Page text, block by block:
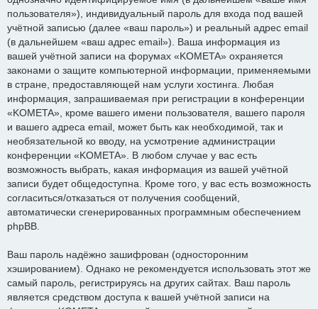
пользователя»), индивидуальный пароль для входа под вашей
учётной записью (далее «ваш пароль») и реальный адрес email
(в дальнейшем «ваш адрес email»). Ваша информация из
вашей учётной записи на форумах «KOMETA» охраняется
законами о защите компьютерной информации, применяемыми
в стране, предоставляющей нам услуги хостинга. Любая
информация, запрашиваемая при регистрации в конференции
«KOMETA», кроме вашего имени пользователя, вашего пароля
и вашего адреса email, может быть как необходимой, так и
необязательной ко вводу, на усмотрение администрации
конференции «KOMETA». В любом случае у вас есть
возможность выбрать, какая информация из вашей учётной
записи будет общедоступна. Кроме того, у вас есть возможность
согласиться/отказаться от получения сообщений,
автоматически сгенерированных программным обеспечением
phpBB.
Ваш пароль надёжно зашифрован (односторонним
хэшированием). Однако не рекомендуется использовать этот же
самый пароль, регистрируясь на других сайтах. Ваш пароль
является средством доступа к вашей учётной записи на